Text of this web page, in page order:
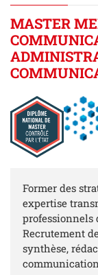
MASTER
Résumé
Former des
expertise
professionnels
Recrutement
synthèse,